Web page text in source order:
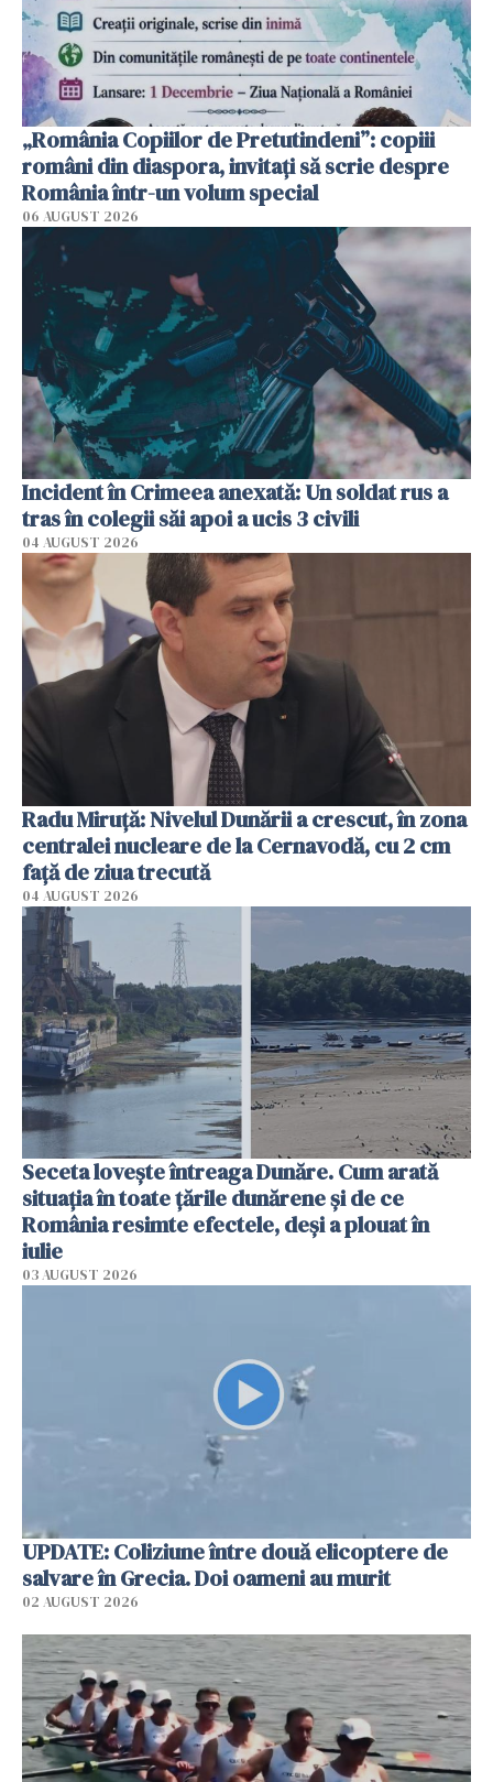
„România Copiilor de Pretutindeni”: copiii
români din diaspora, invitați să scrie despre
România într-un volum special
06 AUGUST 2026
Incident în Crimeea anexată: Un soldat rus a
tras în colegii săi apoi a ucis 3 civili
04 AUGUST 2026
Radu Miruţă: Nivelul Dunării a crescut, în zona
centralei nucleare de la Cernavodă, cu 2 cm
faţă de ziua trecută
04 AUGUST 2026
Seceta lovește întreaga Dunăre. Cum arată
situația în toate țările dunărene și de ce
România resimte efectele, deși a plouat în
iulie
03 AUGUST 2026
UPDATE: Coliziune între două elicoptere de
salvare în Grecia. Doi oameni au murit
02 AUGUST 2026